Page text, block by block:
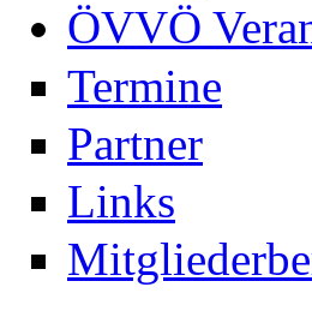
ÖVVÖ
Termine
Partner
Links